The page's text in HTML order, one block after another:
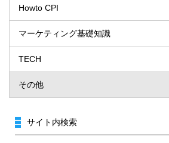
Howto CPI
マーケティング基礎知識
TECH
その他
サイト内検索